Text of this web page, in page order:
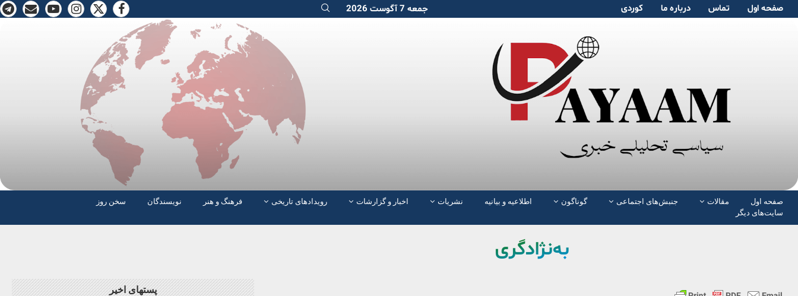
صفحە اول تماس دربارە ما کوردی جمعه 7 آگوست 2026
صفحە اول مقالات جنبش‌های اجتماعی گوناگون اطلاعیه و بیانیه نشریات اخبار و گزارشات رویدادهای تاریخی فرهنگ و هنر نویسندگان
سخن روز
سایت‌های دیگر
به‌نژادگری
پستهای اخیر